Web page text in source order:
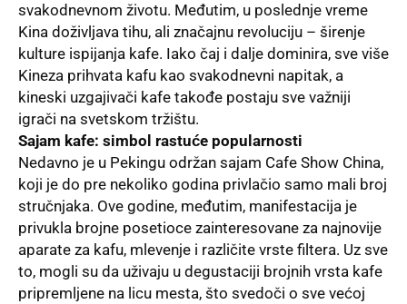
svakodnevnom životu. Međutim, u poslednje vreme
Kina doživljava tihu, ali značajnu revoluciju – širenje
kulture ispijanja kafe. Iako čaj i dalje dominira, sve više
Kineza prihvata kafu kao svakodnevni napitak, a
kineski uzgajivači kafe takođe postaju sve važniji
igrači na svetskom tržištu.
Sajam kafe: simbol rastuće popularnosti
Nedavno je u Pekingu održan sajam Cafe Show China,
koji je do pre nekoliko godina privlačio samo mali broj
stručnjaka. Ove godine, međutim, manifestacija je
privukla brojne posetioce zainteresovane za najnovije
aparate za kafu, mlevenje i različite vrste filtera. Uz sve
to, mogli su da uživaju u degustaciji brojnih vrsta kafe
pripremljene na licu mesta, što svedoči o sve većoj